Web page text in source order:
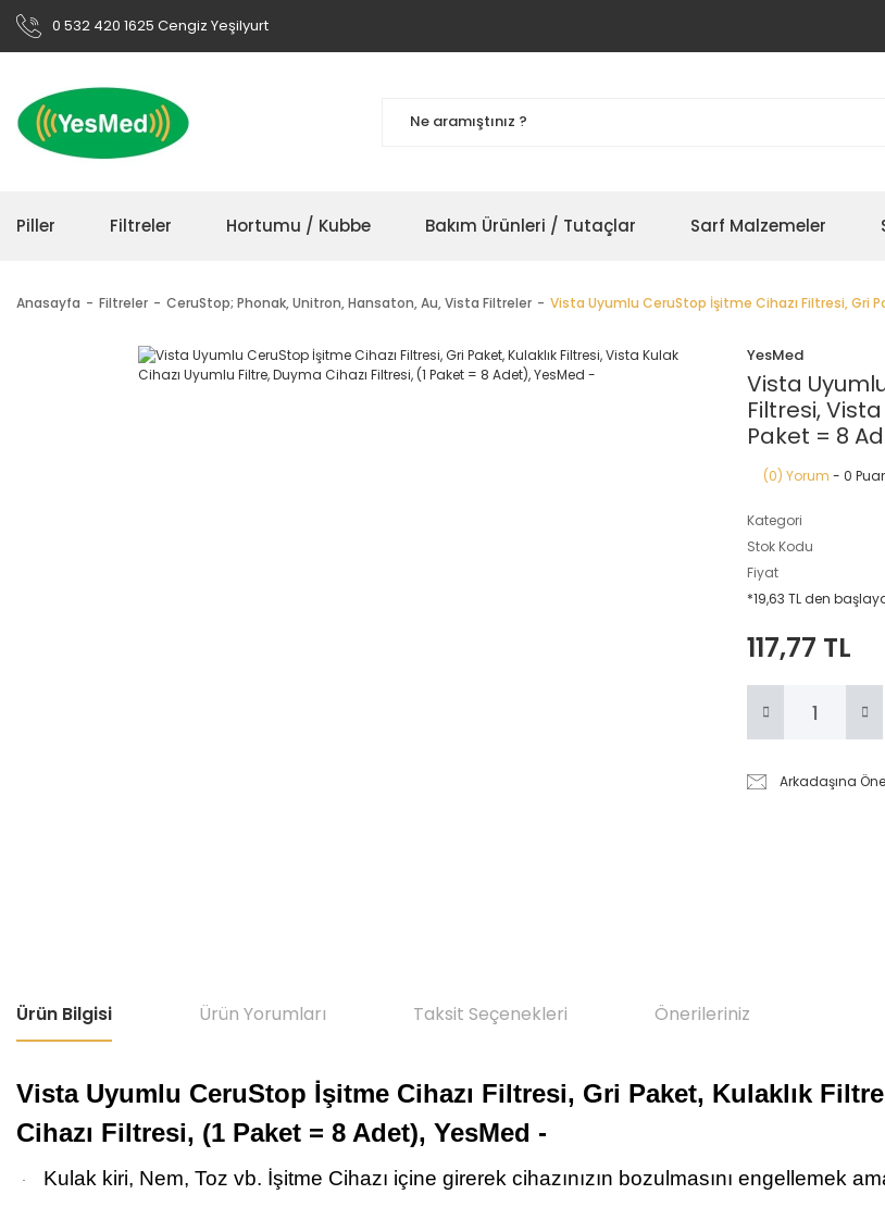
0 532 420 1625 Cengiz Yeşilyurt
Piller Filtreler Hortumu / Kubbe Bakım Ürünleri / Tutaçlar Sarf Malzemeler
Anasayfa Filtreler CeruStop; Phonak, Unitron, Hansaton, Au, Vista Filtreler Vista Uyumlu CeruStop İşitme Cihazı Filtresi, Gri
YesMed
Vista
Filtresi,
Paket = 8
(0) Yorum - 0
Kategori
Stok Kodu
Fiyat
*19,63 TL den
117,77 TL
Arkadaşına
Ürün Bilgisi Ürün Yorumları Taksit Seçenekleri Önerileriniz
Vista Uyumlu CeruStop İşitme Cihazı Filtresi, Gri Paket, Kulaklık
Cihazı Filtresi, (1 Paket = 8 Adet), YesMed -
· Kulak kiri, Nem, Toz vb. İşitme Cihazı içine girerek cihazınızın bozulmasını engellemek